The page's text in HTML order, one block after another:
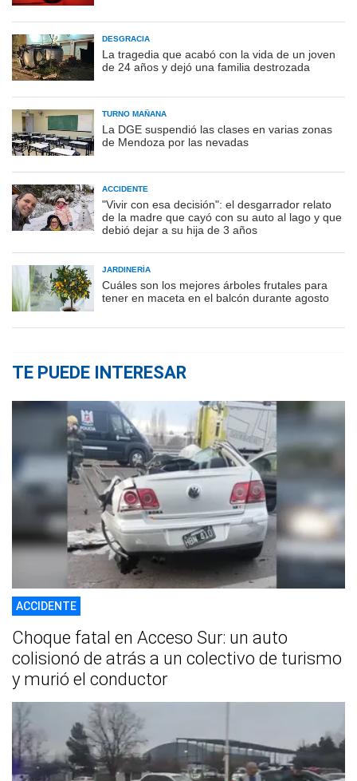
DESGRACIA
La tragedia que acabó con la vida de un joven
de 24 años y dejó una familia destrozada
TURNO MAÑANA
La DGE suspendió las clases en varias zonas
de Mendoza por las nevadas
ACCIDENTE
"Vivir con esa decisión": el desgarrador relato
de la madre que cayó con su auto al lago y que
debió dejar a su hija de 3 años
JARDINERÍA
Cuáles son los mejores árboles frutales para
tener en maceta en el balcón durante agosto
TE PUEDE INTERESAR
ACCIDENTE
Choque fatal en Acceso Sur: un auto
colisionó de atrás a un colectivo de turismo
y murió el conductor